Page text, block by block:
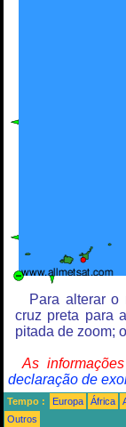
Para alterar o
cruz preta para
pitada de zoom;
As
declaração de
Tempo : Europa África
Outros